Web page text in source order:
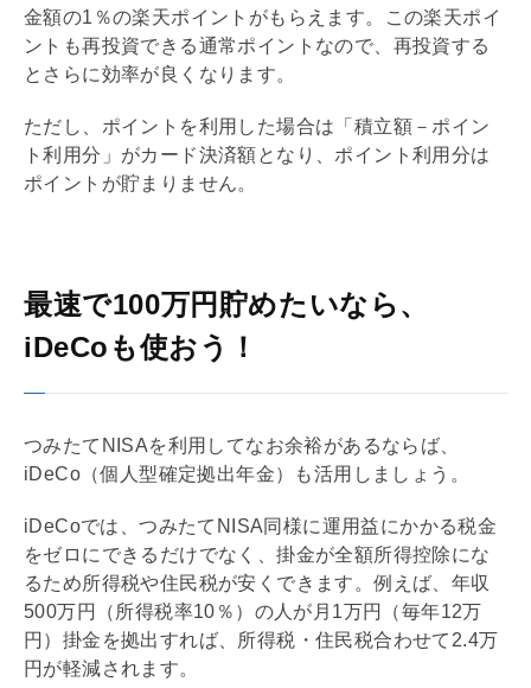
金額の1％の楽天ポイントがもらえます。この楽天ポイ
ントも再投資できる通常ポイントなので、再投資する
とさらに効率が良くなります。
ただし、ポイントを利用した場合は「積立額－ポイン
ト利用分」がカード決済額となり、ポイント利用分は
ポイントが貯まりません。
最速で100万円貯めたいなら、
iDeCoも使おう！
つみたて NISAを利用してなお余裕があるならば、
iDeCo （個人型確定拠出年金）も活用しましょう。
iDeCoでは、つみたて NISA同様に運用益にかかる税金
をゼロにできるだけでなく、掛金が全額所得控除にな
るため所得税や住民税が安くできます。例えば、年収
500万円（所得税率10％）の人が月1万円（毎年12万
円）掛金を拠出すれば、所得税・住民税合わせて2.4万
円が軽減されます。